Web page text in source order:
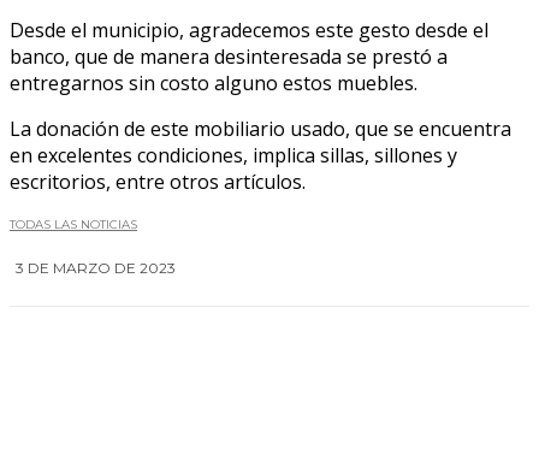
Desde el municipio, agradecemos este gesto desde el
banco, que de manera desinteresada se prestó a
entregarnos sin costo alguno estos muebles.
La donación de este mobiliario usado, que se encuentra
en excelentes condiciones, implica sillas, sillones y
escritorios, entre otros artículos.
TODAS LAS NOTICIAS
3 DE MARZO DE 2023